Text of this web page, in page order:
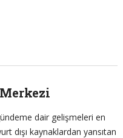
dair gelişmeleri en
dışı kaynaklardan yansıtan